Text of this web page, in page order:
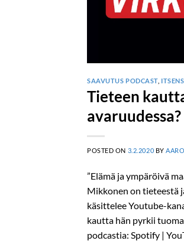
SAAVUTUS PODCAST,
Tieteen
POSTED ON 3.2.2020 BY
”Elämä ja ympäröivä
Mikkonen on tieteestä
käsittelee Youtube-
kautta hän pyrkii
podcastia: Spotify |